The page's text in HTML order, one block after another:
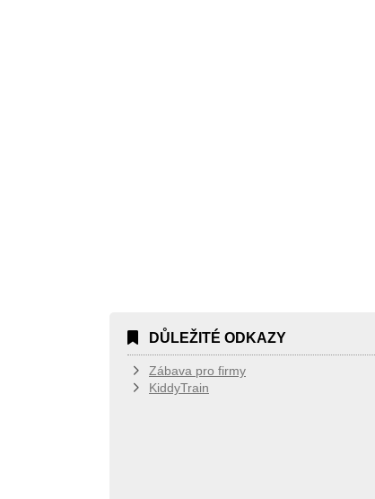
DŮLEŽITÉ ODKAZY
Zábava pro firmy
KiddyTrain